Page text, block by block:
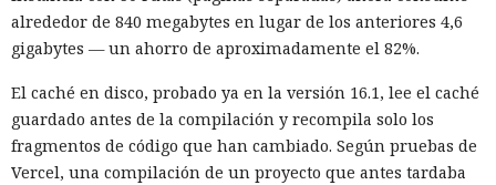
alrededor de 840 megabytes en lugar de los anteriores 4,6
gigabytes — un ahorro de aproximadamente el 82%.
El caché en disco, probado ya en la versión 16.1, lee el caché
guardado antes de la compilación y recompila solo los
fragmentos de código que han cambiado. Según pruebas de
Vercel, una compilación de un proyecto que antes tardaba